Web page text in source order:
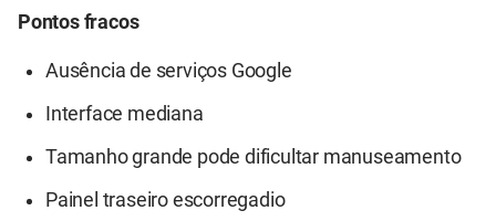
Pontos fracos
Ausência de serviços Google
Interface mediana
Tamanho grande pode dificultar manuseamento
Painel traseiro escorregadio